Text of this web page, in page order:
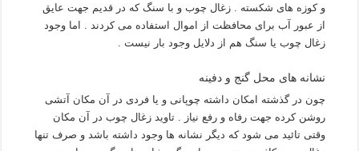
و کوزه های شکسته . زغال چوب و با سنگ که در قدیم جهت عایق
از عبور آب برای محافظت از اموال استفاده می کردند . اما وجود
زغال چوب یا سنگ هم از دلایل وجود بار نیست .
نشانه های محل گنج و دفینه
چون در گذشته امکان داشته چوپانی و یا فردی در آن مکان آتشی
روشن کرده جهت رفاه و رفع نیاز . تاوید زغال چوب در آن مکان
وقتی تائید می شود که دیگر نشانه ها وجود داشته باشد و صرف تنها